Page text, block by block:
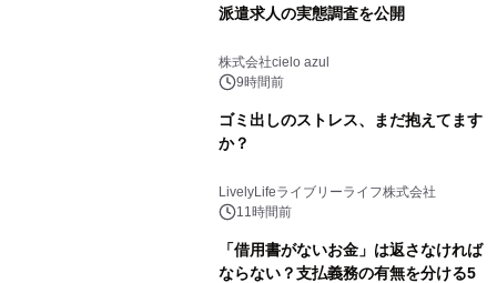
派遣求人の実態調査を公開
株式会社cielo azul
9時間前
ゴミ出しのストレス、まだ抱えてます
か？
LivelyLifeライブリーライフ株式会社
11時間前
「借用書がないお金」は返さなければ
ならない？支払義務の有無を分ける5